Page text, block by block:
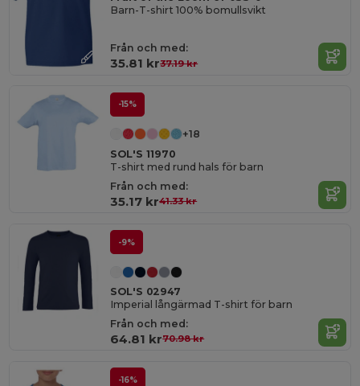
Barn-T-shirt 100% bomullsvikt
Från och med:
35.81 kr37.19 kr
-15%
+18
SOL'S 11970
T-shirt med rund hals för barn
Från och med:
35.17 kr41.33 kr
-9%
SOL'S 02947
Imperial långärmad T-shirt för barn
Från och med:
64.81 kr70.98 kr
-16%